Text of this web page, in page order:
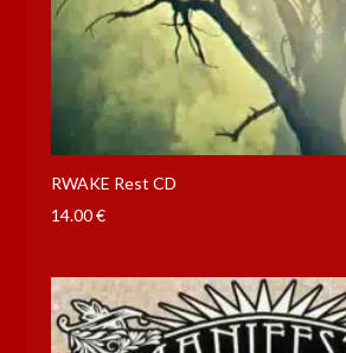
RWAKE Rest CD
14.00€